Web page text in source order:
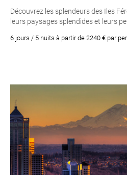
Découvrez les splendeurs des Iles
leurs paysages splendides et leurs
6 jours / 5 nuits à partir de 2240 € par